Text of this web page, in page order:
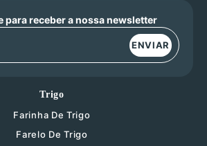
para receber a nossa newsletter
ENVIAR
Trigo
Farinha De Trigo
Farelo De Trigo